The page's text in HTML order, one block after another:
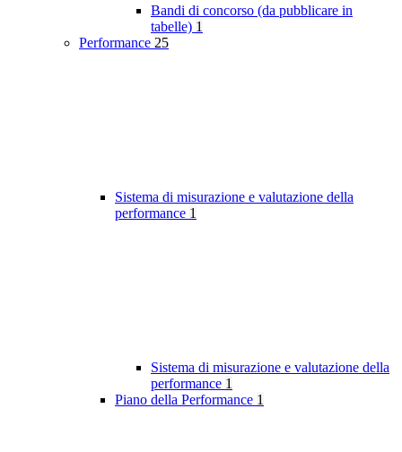
Bandi di concorso (da pubblicare in
tabelle) 1
Performance 25
Sistema di misurazione e valutazione della
performance 1
Sistema di misurazione e valutazione della
performance 1
Piano della Performance 1